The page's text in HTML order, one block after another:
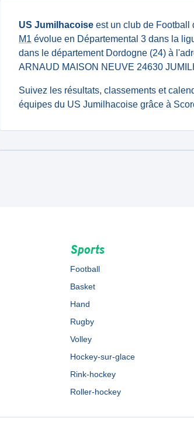
US Jumilhacoise est un club de Football
M1 évolue en Départemental 3 dans la
dans le département Dordogne (24) à
ARNAUD MAISON NEUVE 24630
Suivez les résultats, classements et
équipes du US Jumilhacoise grâce à
Sports
Football
Basket
Hand
Rugby
Volley
Hockey-sur-glace
Rink-hockey
Roller-hockey